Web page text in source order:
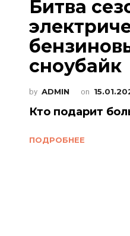
Битва
сноубайк
by ADMIN on
Кто подарит
ПОДРОБНЕЕ